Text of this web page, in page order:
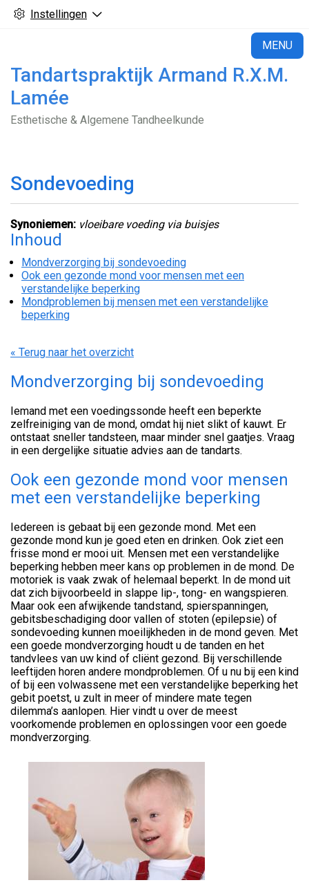
Instellingen
MENU
Tandartspraktijk Armand R.X.M.
Lamée
Esthetische & Algemene Tandheelkunde
Sondevoeding
Synoniemen: vloeibare voeding via buisjes
Inhoud
Mondverzorging bij sondevoeding
Ook een gezonde mond voor mensen met een
verstandelijke beperking
Mondproblemen bij mensen met een verstandelijke
beperking
« Terug naar het overzicht
Mondverzorging bij sondevoeding
Iemand met een voedingssonde heeft een beperkte
zelfreiniging van de mond, omdat hij niet slikt of kauwt. Er
ontstaat sneller tandsteen, maar minder snel gaatjes. Vraag
in een dergelijke situatie advies aan de tandarts.
Ook een gezonde mond voor mensen
met een verstandelijke beperking
Iedereen is gebaat bij een gezonde mond. Met een
gezonde mond kun je goed eten en drinken. Ook ziet een
frisse mond er mooi uit. Mensen met een verstandelijke
beperking hebben meer kans op problemen in de mond. De
motoriek is vaak zwak of helemaal beperkt. In de mond uit
dat zich bijvoorbeeld in slappe lip-, tong- en wangspieren.
Maar ook een afwijkende tandstand, spierspanningen,
gebitsbeschadiging door vallen of stoten (epilepsie) of
sondevoeding kunnen moeilijkheden in de mond geven. Met
een goede mondverzorging houdt u de tanden en het
tandvlees van uw kind of cliënt gezond. Bij verschillende
leeftijden horen andere mondproblemen. Of u nu bij een kind
of bij een volwassene met een verstandelijke beperking het
gebit poetst, u zult in meer of mindere mate tegen
dilemma’s aanlopen. Hier vindt u over de meest
voorkomende problemen en oplossingen voor een goede
mondverzorging.